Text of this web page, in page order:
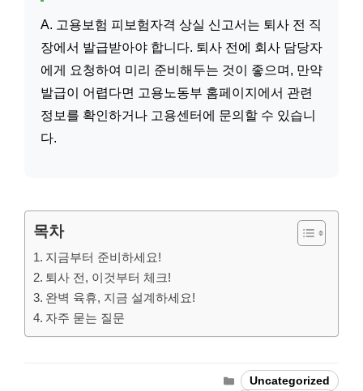
A. 고용보험 피보험자격 상실 신고서는 퇴사 전 직
장에서 발급받아야 합니다. 퇴사 전에 회사 담당자
에게 요청하여 미리 준비해두는 것이 좋으며, 만약
발급이 어렵다면 고용노동부 홈페이지에서 관련
정보를 확인하거나 고용센터에 문의할 수 있습니
다.
목차
지금부터 준비하세요!
퇴사 전, 이것부터 체크!
완벽 육휴, 지금 설계하세요!
자주 묻는 질문
Categories
Uncategorized